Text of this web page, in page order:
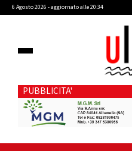
6 Agosto 2026 - aggiornato alle 20:34
PUBBLICITA'